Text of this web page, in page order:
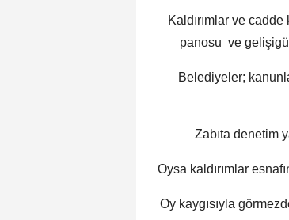
Kaldırımlar ve
panosu ve
Belediyeler;
Zabıta denetim
Oysa kaldırımlar
Oy kaygısıyla